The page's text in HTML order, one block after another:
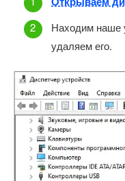
Находим наше
удаляем его.